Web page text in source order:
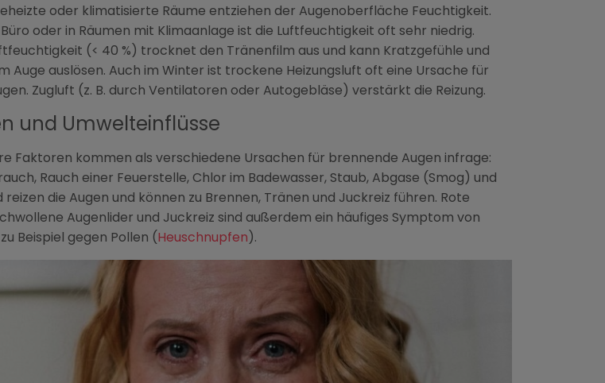
oder klimatisierte Räume entziehen der Augenoberfläche Feuchtigkeit.
oder in Räumen mit Klimaanlage ist die Luftfeuchtigkeit oft sehr niedrig.
(< 40 %) trocknet den Tränenfilm aus und kann Kratzgefühle und
Auge auslösen. Auch im Winter ist trockene Heizungsluft oft eine Ursache für
Zugluft (z. B. durch Ventilatoren oder Autogebläse) verstärkt die Reizung.
und Umwelteinflüsse
Faktoren kommen als verschiedene Ursachen für brennende Augen infrage:
Rauch einer Feuerstelle, Chlor im Badewasser, Staub, Abgase (Smog) und
reizen die Augen und können zu Brennen, Tränen und Juckreiz führen. Rote
Augenlider und Juckreiz sind außerdem ein häufiges Symptom von
Beispiel gegen Pollen (Heuschnupfen).